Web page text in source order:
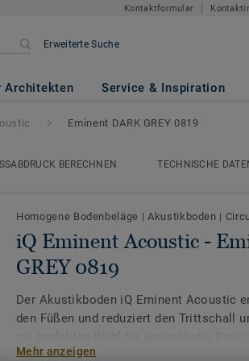
Kontaktformular
Erweiterte Suche
Architekten Service & Inspiration
DARK GREY
Eminent DARK GREY 0819
BERECHNEN
TECHNISCHE
Homogene Bodenbeläge | Akustikboden |
iQ Eminent Acoustic -
GREY 0819
Der Akustikboden iQ Eminent Acoustic
den Füßen und reduziert den Trittschall
Geräuschreduzierung erforderlich ist.
Mehr anzeigen